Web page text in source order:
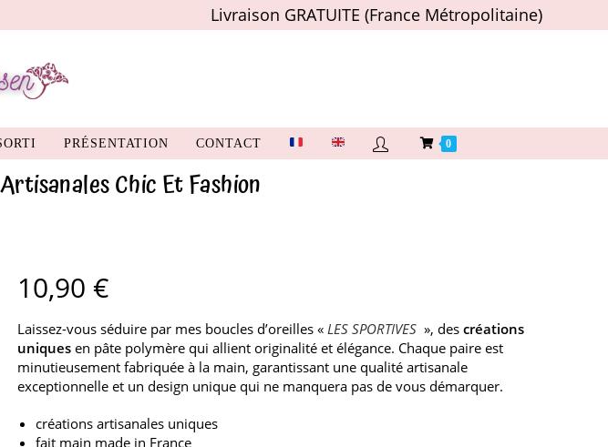
Livraison GRATUITE (France Métropolitaine)
PRÉSENTATION CONTACT 0
Chic Et Fashion
10,90 €
Laissez-vous séduire par mes boucles d’oreilles « LES SPORTIVES », des créations
uniques en pâte polymère qui allient originalité et élégance. Chaque paire est
minutieusement fabriquée à la main, garantissant une qualité artisanale
exceptionnelle et un design unique qui ne manquera pas de vous démarquer.
créations artisanales uniques
fait main made in France